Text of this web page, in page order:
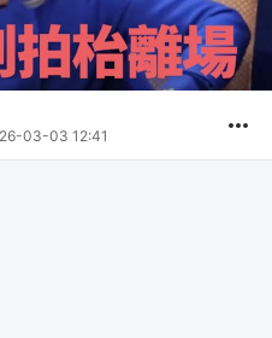
03-03 12:41